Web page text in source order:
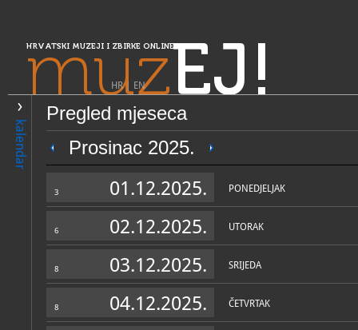
HRVATSKI MUZEJI I ZBIRKE ONLINE
muzEJ!
HR| EN
kalendar
Pregled mjeseca
Prosinac 2025.
3 01.12.2025. PONEDJELJAK
6 02.12.2025. UTORAK
8 03.12.2025. SRIJEDA
8 04.12.2025. ČETVRTAK
PRETRAŽIVANJE
Središnja Hrvatska
Zavičajni muzej Ozalj
OPĆI PODACI